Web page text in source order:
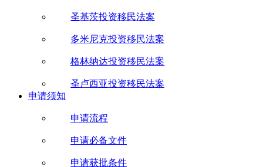
圣基茨投资移民法案
多米尼克投资移民法案
格林纳达投资移民法案
圣卢西亚投资移民法案
申请须知
申请流程
申请必备文件
申请获批条件